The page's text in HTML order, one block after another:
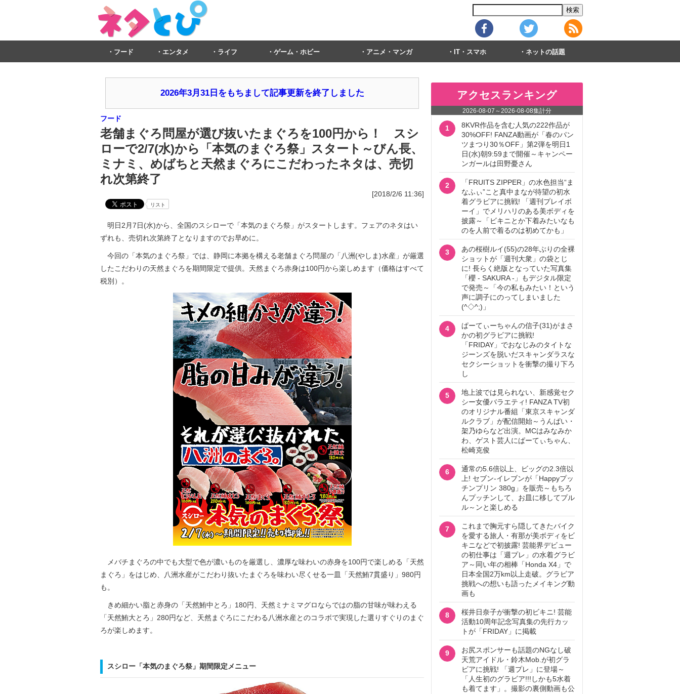
フード エンタメ ライフ ゲーム・ホビー アニメ・マンガ IT・スマホ ネットの話題
2026年3月31日をもちまして記事更新を終了しました
フード
老舗まぐろ問屋が選び抜いたまぐろを100円から！ スシ
ローで2/7(水)から「本気のまぐろ祭」スタート～びん長、
ミナミ、めばちと天然まぐろにこだわったネタは、売切
れ次第終了
[2018/2/6 11:36]
リスト
明日2月7日(水)から、全国のスシローで「本気のまぐろ祭」がスタートします。フェアのネタはい
ずれも、売切れ次第終了となりますのでお早めに。
今回の「本気のまぐろ祭」では、静岡に本拠を構える老舗まぐろ問屋の「八洲(やしま)水産」が厳選
したこだわりの天然まぐろを期間限定で提供。天然まぐろ赤身は100円から楽しめます（価格はすべて
税別）。
メバチまぐろの中でも大型で色が濃いものを厳選し、濃厚な味わいの赤身を100円で楽しめる「天然
まぐろ」をはじめ、八洲水産がこだわり抜いたまぐろを味わい尽くせる一皿「天然鮪7貫盛り」980円
も。
きめ細かい脂と赤身の「天然鮪中とろ」180円、天然ミナミマグロならではの脂の甘味が味わえる
「天然鮪大とろ」280円など、天然まぐろにこだわる八洲水産とのコラボで実現した選りすぐりのまぐ
ろが楽しめます。
スシロー「本気のまぐろ祭」期間限定メニュー
アクセスランキング
2026-08-07 ～2026-08-08集計分
1
8KVR作品を含む人気の222作品が
30%OFF! FANZA動画が「春のパン
ツまつり30％OFF」第2弾を明日1
日(水)朝9:59まで開催～キャンペー
ンガールは田野憂さん
2
「FRUITS ZIPPER」の水色担当“ま
なふぃ”こと真中まなが待望の初水
着グラビアに挑戦! 「週刊プレイボ
ーイ」でメリハリのある美ボディを
披露～「ビキニとか下着みたいなも
のを人前で着るのは初めてかも」
3
あの桜樹ルイ(55)の28年ぶりの全裸
ショットが「週刊大衆」の袋とじ
に! 長らく絶版となっていた写真集
「櫻 - SAKURA -」もデジタル限定
で発売～「今の私もみたい！という
声に調子にのってしまいました
(^◇^;)」
4
ぱーてぃーちゃんの信子(31)がまさ
かの初グラビアに挑戦!
「FRIDAY」でおなじみのタイトな
ジーンズを脱いだスキャンダラスな
セクシーショットを衝撃の撮り下ろ
し
5
地上波では見られない、新感覚セク
シー女優バラエティ! FANZA TV初
のオリジナル番組「東京スキャンダ
ルクラブ」が配信開始～うんぱい・
架乃ゆらなど出演。MCはみなみか
わ、ゲスト芸人にぱーてぃちゃん、
松崎克俊
6
通常の5.6倍以上、ビッグの2.3倍以
上! セブン‐イレブンが「Happyプッ
チンプリン 380g」を販売～もちろ
んプッチンして、お皿に移してプル
ル～ンと楽しめる
7
これまで胸元すら隠してきたバイク
を愛する旅人・有那が美ボディをビ
キニなどで初披露! 芸能界デビュー
の初仕事は「週プレ」の水着グラビ
ア～同い年の相棒「Honda X4」で
日本全国2万km以上走破。グラビア
挑戦への想いも語ったメイキング動
画も
8
桜井日奈子が衝撃の初ビキニ! 芸能
活動10周年記念写真集の先行カッ
トが「FRIDAY」に掲載
9
お尻スポンサーも話題のNGなし破
天荒アイドル・鈴木Mob.が初グラ
ビアに挑戦! 「週プレ」に登場～
「人生初のグラビア!!!しかも5水着
も着てます」。撮影の裏側動画も公